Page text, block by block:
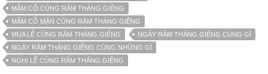
MÂM CỖ CÚNG RẰM THÁNG GIÊNG
MÂM CỖ MẶN CÚNG RẰM THÁNG GIÊNG
MUA LỄ CÚNG RẰM THÁNG GIÊNG
NGÀY RẰM THÁNG GIÊNG CÚNG GÌ
NGÀY RẰM THÁNG GIÊNG CÚNG NHỮNG GÌ
NGHI LỄ CÚNG RẰM THÁNG GIÊNG